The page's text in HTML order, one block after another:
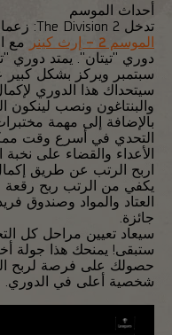
أحداث الموسم
تدخل The Division 2: زعماء نيويورك أسبوعها الأخير من
الموسم 2 – إرث كينر
مع
سبتمبر ويركز بشكل كبير
سيتحداك هذا الدوري
والبنتاغون ونصب
التحدي في أسرع وقت
الأعداء والقضاء على نخبة
اربح الرتب عن طريق
يكفي من الرتب ربح رقعة
العتاد والمواد وصندوق
جائزة.
ستبقى! يمنحك هذا جولة
حصولك على فرصة لربح
شخصية أعلى في الدوري.